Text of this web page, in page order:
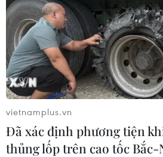
Theo thông báo của Moskva sau
nước đều nhất trí khôi phục tiến
bao gồm các cuộc thảo luận tại
Astana.
vietnamplus.vn
Đã xác định phương tiện
thủng lốp trên cao tốc Bắc-